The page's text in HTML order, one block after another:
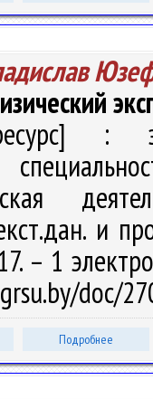
:
и
– 1
doc/
Подробнее